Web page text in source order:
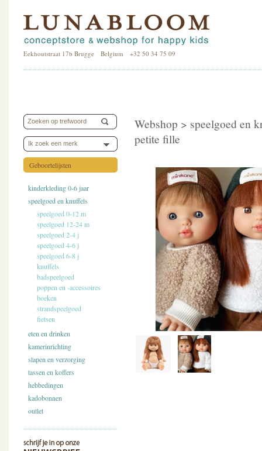
Eekhoutstraat 17b Brugge Belgium +32 50 34 75 09
Ik zoek een merk
Geboortelijsten
kinderkleding 0-6 jaar
speelgoed en knuffels
speelgoed 0-12 m
speelgoed 12-24 m
speelgoed 2-4 j
speelgoed 4-6 j
speelgoed 6-8 j
knuffels
badspeelgoed
poppen en -accessoires
boeken
strandspeelgoed
fietsen
eten en drinken
kamerinrichting
slapen en verzorging
tassen en koffers
hebbedingen
kadobonnen
outlet
Webshop > speelgoed en
petite fille